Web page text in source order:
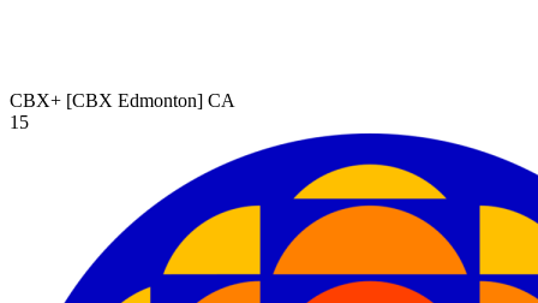
CBX+ [CBX Edmonton] CA
15